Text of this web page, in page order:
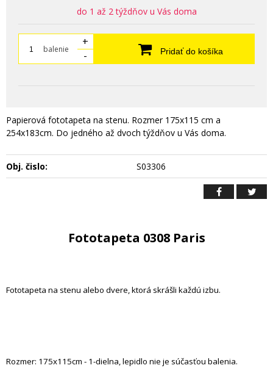
do 1 až 2 týždňov u Vás doma
balenie
+
-
Pridať do košíka
Papierová fototapeta na stenu. Rozmer 175x115 cm a
254x183cm. Do jedného až dvoch týždňov u Vás doma.
Obj. čislo: S03306
Fototapeta 0308 Paris
Fototapeta na stenu alebo dvere, ktorá skrášli každú izbu.
Rozmer: 175x115cm - 1-dielna, lepidlo nie je súčasťou balenia.